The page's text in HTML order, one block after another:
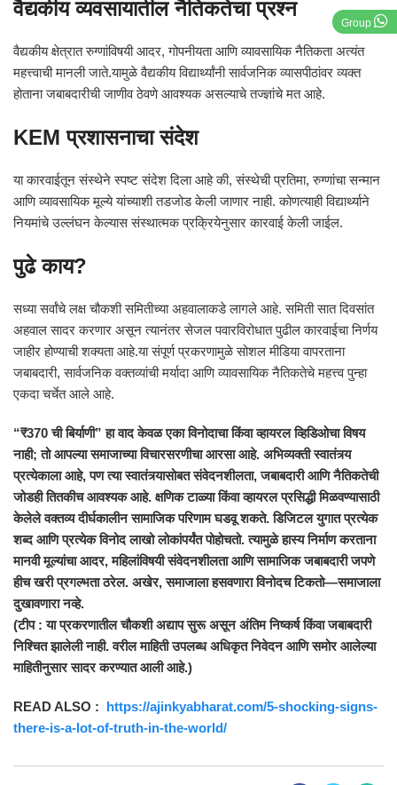
Group
वैद्यकीय व्यवसायातील नैतिकतेचा प्रश्न
वैद्यकीय क्षेत्रात रुग्णांविषयी आदर, गोपनीयता आणि व्यावसायिक नैतिकता अत्यंत
महत्त्वाची मानली जाते.यामुळे वैद्यकीय विद्यार्थ्यांनी सार्वजनिक व्यासपीठांवर व्यक्त
होताना जबाबदारीची जाणीव ठेवणे आवश्यक असल्याचे तज्ज्ञांचे मत आहे.
KEM प्रशासनाचा संदेश
या कारवाईतून संस्थेने स्पष्ट संदेश दिला आहे की, संस्थेची प्रतिमा, रुग्णांचा सन्मान
आणि व्यावसायिक मूल्ये यांच्याशी तडजोड केली जाणार नाही. कोणत्याही विद्यार्थ्याने
नियमांचे उल्लंघन केल्यास संस्थात्मक प्रक्रियेनुसार कारवाई केली जाईल.
पुढे काय?
सध्या सर्वांचे लक्ष चौकशी समितीच्या अहवालाकडे लागले आहे. समिती सात दिवसांत
अहवाल सादर करणार असून त्यानंतर सेजल पवारविरोधात पुढील कारवाईचा निर्णय
जाहीर होण्याची शक्यता आहे.या संपूर्ण प्रकरणामुळे सोशल मीडिया वापरताना
जबाबदारी, सार्वजनिक वक्तव्यांची मर्यादा आणि व्यावसायिक नैतिकतेचे महत्त्व पुन्हा
एकदा चर्चेत आले आहे.
“₹370 ची बिर्याणी” हा वाद केवळ एका विनोदाचा किंवा व्हायरल व्हिडिओचा विषय
नाही; तो आपल्या समाजाच्या विचारसरणीचा आरसा आहे. अभिव्यक्ती स्वातंत्र्य
प्रत्येकाला आहे, पण त्या स्वातंत्र्यासोबत संवेदनशीलता, जबाबदारी आणि नैतिकतेची
जोडही तितकीच आवश्यक आहे. क्षणिक टाळ्या किंवा व्हायरल प्रसिद्धी मिळवण्यासाठी
केलेले वक्तव्य दीर्घकालीन सामाजिक परिणाम घडवू शकते. डिजिटल युगात प्रत्येक
शब्द आणि प्रत्येक विनोद लाखो लोकांपर्यंत पोहोचतो. त्यामुळे हास्य निर्माण करताना
मानवी मूल्यांचा आदर, महिलांविषयी संवेदनशीलता आणि सामाजिक जबाबदारी जपणे
हीच खरी प्रगल्भता ठरेल. अखेर, समाजाला हसवणारा विनोदच टिकतो—समाजाला
दुखावणारा नव्हे.
(टीप : या प्रकरणातील चौकशी अद्याप सुरू असून अंतिम निष्कर्ष किंवा जबाबदारी
निश्चित झालेली नाही. वरील माहिती उपलब्ध अधिकृत निवेदन आणि समोर आलेल्या
माहितीनुसार सादर करण्यात आली आहे.)
READ ALSO : https://ajinkyabharat.com/5-shocking-signs-
there-is-a-lot-of-truth-in-the-world/